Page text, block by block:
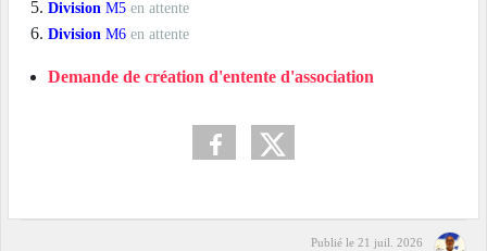
Division M5 en attente
Division M6 en attente
Demande de création d'entente d'association
Publié le 21 juil. 2026